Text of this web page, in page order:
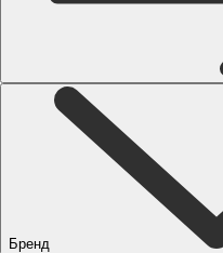
Бренд